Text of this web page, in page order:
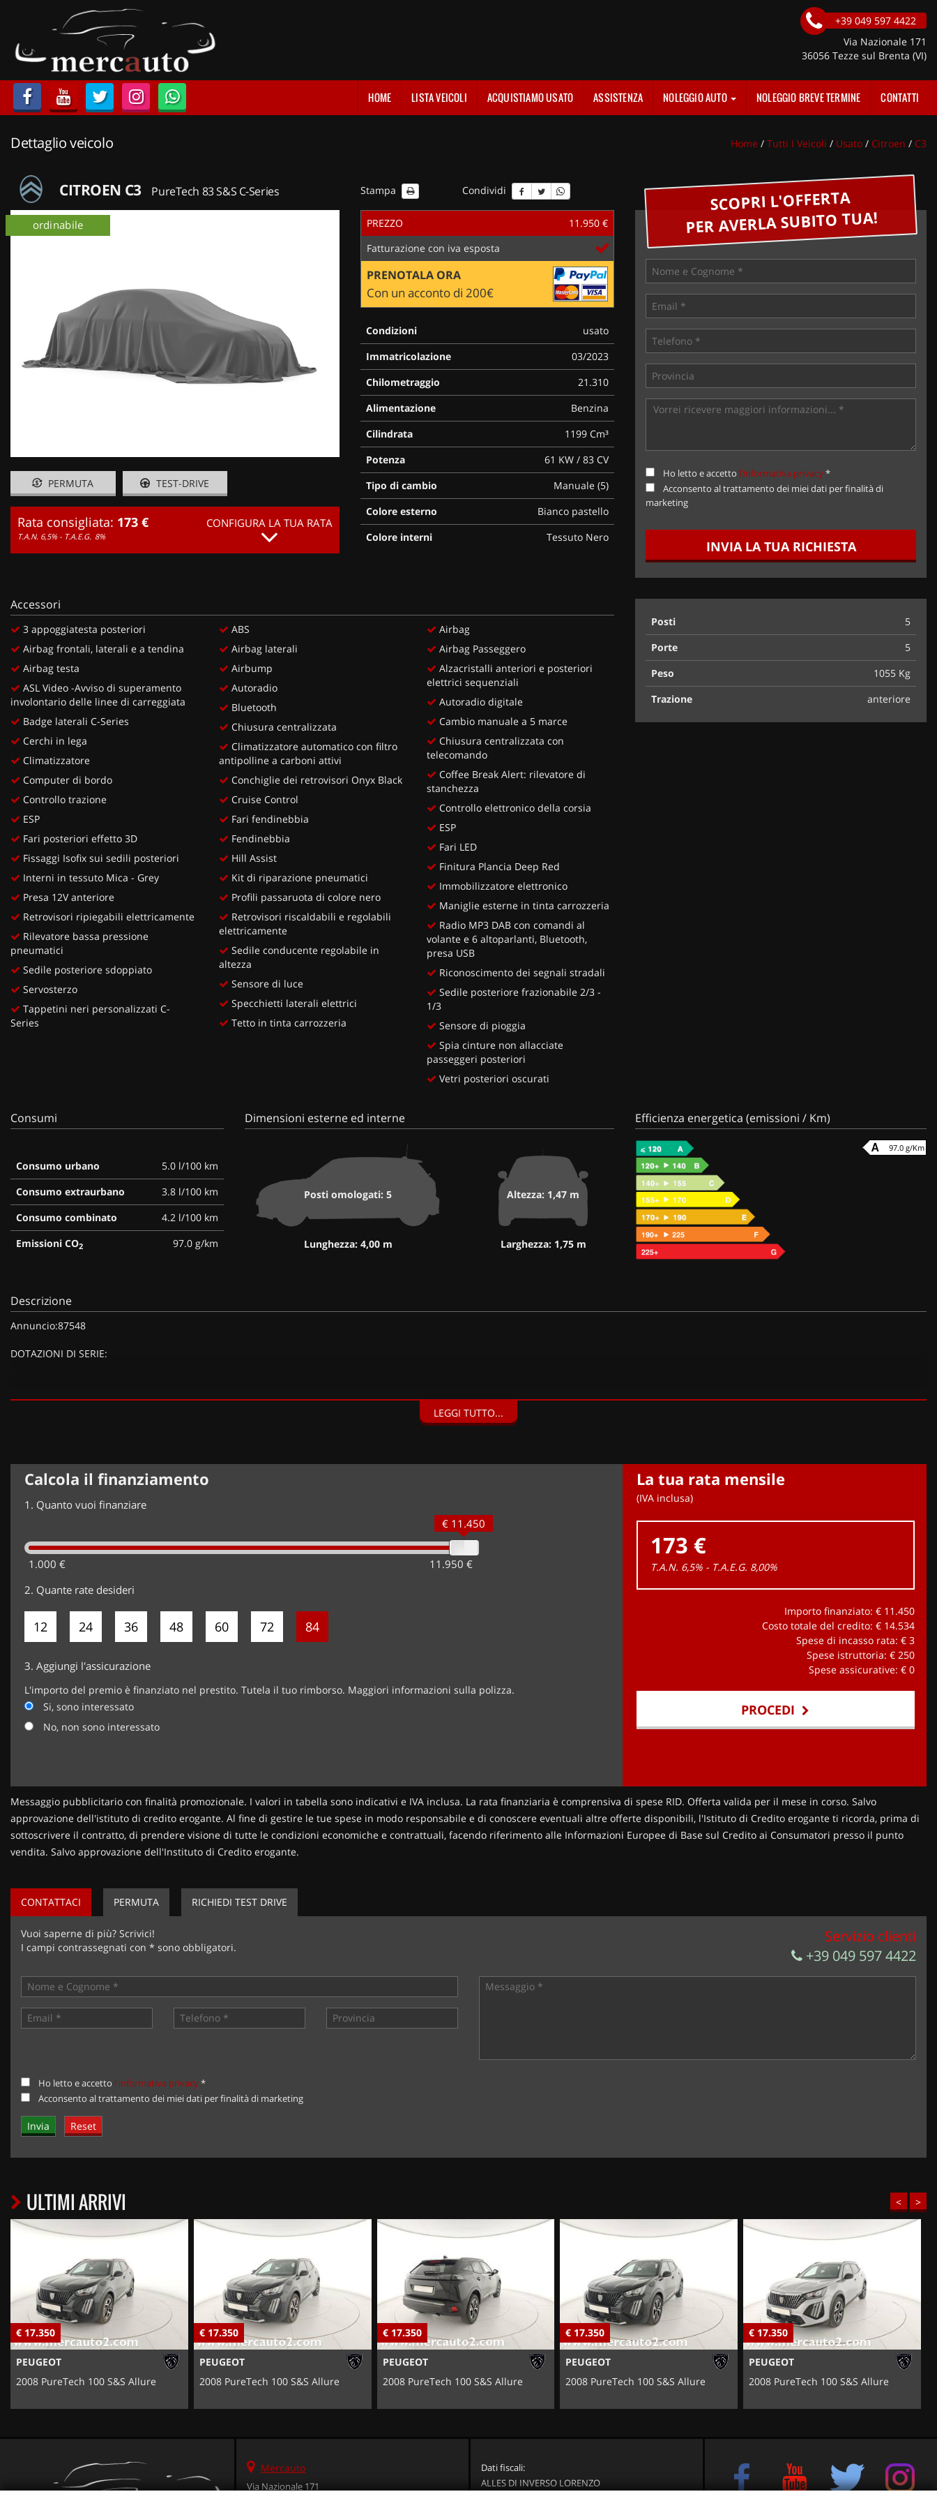
LISTA VEICOLI
ACQUISTIAMO USATO
ASSISTENZA
NOLEGGIO AUTO
NOLEGGIO LUNGO TERMINE
+39 049 597 4422
Via Nazionale 171
36056 Tezze sul Brenta (VI)
HOME LISTA VEICOLI ACQUISTIAMO USATO ASSISTENZA NOLEGGIO AUTO NOLEGGIO BREVE TERMINE CONTATTI
Dettaglio veicolo Home / Tutti I Veicoli / Usato / Citroen / C3
CITROEN C3 PureTech 83 S&S C-Series Stampa Condividi
ordinabile
PERMUTA TEST-DRIVE
Rata consigliata: 173 €
T.A.N. 6,5% - T.A.E.G. 8%
CONFIGURA LA TUA RATA
PREZZO
11.950 €
Fatturazione con iva esposta
PRENOTALA ORA
Con un acconto di 200€
Condizioni
usato
Immatricolazione
03/2023
Chilometraggio
21.310
Alimentazione
Benzina
Cilindrata
1199 Cm³
Potenza
61 KW / 83 CV
Tipo di cambio
Manuale (5)
Colore esterno
Bianco pastello
Colore interni
Tessuto Nero
SCOPRI L'OFFERTA
PER AVERLA SUBITO TUA!
Ho letto e accetto l'informativa privacy*
Acconsento al trattamento dei miei dati per finalità di
marketing
INVIA LA TUA RICHIESTA
Accessori
3 appoggiatesta posteriori
Airbag frontali, laterali e a tendina
Airbag testa
ASL Video -Avviso di superamento
involontario delle linee di carreggiata
Badge laterali C-Series
Cerchi in lega
Climatizzatore
Computer di bordo
Controllo trazione
ESP
Fari posteriori effetto 3D
Fissaggi Isofix sui sedili posteriori
Interni in tessuto Mica - Grey
Presa 12V anteriore
Retrovisori ripiegabili elettricamente
Rilevatore bassa pressione
pneumatici
Sedile posteriore sdoppiato
Servosterzo
Tappetini neri personalizzati C-
Series
ABS
Airbag laterali
Airbump
Autoradio
Bluetooth
Chiusura centralizzata
Climatizzatore automatico con filtro
antipolline a carboni attivi
Conchiglie dei retrovisori Onyx Black
Cruise Control
Fari fendinebbia
Fendinebbia
Hill Assist
Kit di riparazione pneumatici
Profili passaruota di colore nero
Retrovisori riscaldabili e regolabili
elettricamente
Sedile conducente regolabile in
altezza
Sensore di luce
Specchietti laterali elettrici
Tetto in tinta carrozzeria
Airbag
Airbag Passeggero
Alzacristalli anteriori e posteriori
elettrici sequenziali
Autoradio digitale
Cambio manuale a 5 marce
Chiusura centralizzata con
telecomando
Coffee Break Alert: rilevatore di
stanchezza
Controllo elettronico della corsia
ESP
Fari LED
Finitura Plancia Deep Red
Immobilizzatore elettronico
Maniglie esterne in tinta carrozzeria
Radio MP3 DAB con comandi al
volante e 6 altoparlanti, Bluetooth,
presa USB
Riconoscimento dei segnali stradali
Sedile posteriore frazionabile 2/3 -
1/3
Sensore di pioggia
Spia cinture non allacciate
passeggeri posteriori
Vetri posteriori oscurati
Posti
5
Porte
5
Peso
1055 Kg
Trazione
anteriore
Consumi
Consumo urbano
5.0 l/100 km
Consumo extraurbano
3.8 l/100 km
Consumo combinato
4.2 l/100 km
Emissioni CO2 97.0 g/km
Dimensioni esterne ed interne
Posti omologati: 5
Lunghezza: 4,00 m
Altezza: 1,47 m
Larghezza: 1,75 m
Efficienza energetica (emissioni / Km)
97.0 g/Km
Descrizione
Annuncio:87548
DOTAZIONI DI SERIE:
LEGGI TUTTO...
Calcola il finanziamento
1. Quanto vuoi finanziare
1.000 € 11.950 €
€ 11.450
2. Quante rate desideri
12 24 36 48 60 72 84
3. Aggiungi l'assicurazione
L'importo del premio è finanziato nel prestito. Tutela il tuo rimborso. Maggiori informazioni sulla polizza.
Si, sono interessato
No, non sono interessato
La tua rata mensile
(IVA inclusa)
173 €
T.A.N. 6,5% - T.A.E.G. 8,00%
Importo finanziato: € 11.450
Costo totale del credito: € 14.534
Spese di incasso rata: € 3
Spese istruttoria: € 250
Spese assicurative: € 0
PROCEDI
Messaggio pubblicitario con finalità promozionale. I valori in tabella sono indicativi e IVA inclusa. La rata finanziaria è comprensiva di spese RID. Offerta valida per il mese in corso. Salvo
approvazione dell'istituto di credito erogante. Al fine di gestire le tue spese in modo responsabile e di conoscere eventuali altre offerte disponibili, l'Istituto di Credito erogante ti ricorda, prima di
sottoscrivere il contratto, di prendere visione di tutte le condizioni economiche e contrattuali, facendo riferimento alle Informazioni Europee di Base sul Credito ai Consumatori presso il punto
vendita. Salvo approvazione dell'Instituto di Credito erogante.
CONTATTACI PERMUTA RICHIEDI TEST DRIVE
Vuoi saperne di più? Scrivici!
I campi contrassegnati con * sono obbligatori.
Servizio clienti
+39 049 597 4422
Ho letto e accetto l'informativa privacy*
Acconsento al trattamento dei miei dati per finalità di marketing
ULTIMI ARRIVI < >
€ 17.350
PEUGEOT
2008 PureTech 100 S&S Allure
€ 17.350
PEUGEOT
2008 PureTech 100 S&S Allure
€ 17.350
PEUGEOT
2008 PureTech 100 S&S Allure
€ 17.350
PEUGEOT
2008 PureTech 100 S&S Allure
€ 17.350
FIAT
600 Hybrid 110 CV DCT MHEV
Mercauto
Via Nazionale 171
Dati fiscali:
ALLES DI INVERSO LORENZO